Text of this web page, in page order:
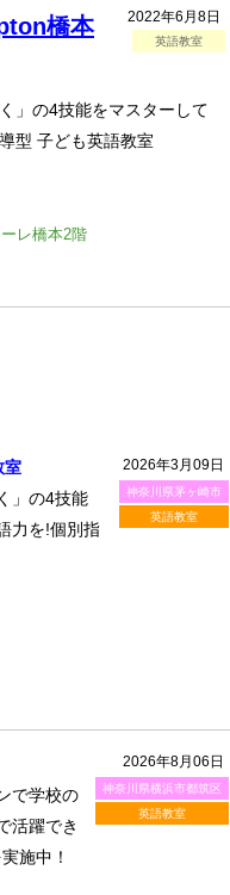
2022年6月8日
英語教室
橋本
」の4技能をマスターして
型 子ども英語教室
レ橋本2階
2026年3月09日
神奈川県茅ヶ崎市
英語教室
室
」の4技能
力を!個別指
2026年8月06日
神奈川県横浜市都筑区
英語教室
で学校の
活躍でき
施中！